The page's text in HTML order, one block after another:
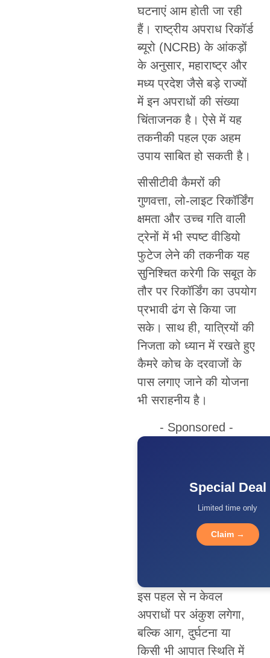
घटनाएं आम होती जा रही
हैं। राष्ट्रीय अपराध रिकॉर्ड
ब्यूरो (NCRB) के आंकड़ों
के अनुसार, महाराष्ट्र और
मध्य प्रदेश जैसे बड़े राज्यों
में इन अपराधों की संख्या
चिंताजनक है। ऐसे में यह
तकनीकी पहल एक अहम
उपाय साबित हो सकती है।
सीसीटीवी कैमरों की
गुणवत्ता, लो-लाइट रिकॉर्डिंग
क्षमता और उच्च गति वाली
ट्रेनों में भी स्पष्ट वीडियो
फुटेज लेने की तकनीक यह
सुनिश्चित करेगी कि सबूत के
तौर पर रिकॉर्डिंग का उपयोग
प्रभावी ढंग से किया जा
सके। साथ ही, यात्रियों की
निजता को ध्यान में रखते हुए
कैमरे कोच के दरवाजों के
पास लगाए जाने की योजना
भी सराहनीय है।
- Sponsored -
Special Deal
Limited time only
Claim →
इस पहल से न केवल
अपराधों पर अंकुश लगेगा,
बल्कि आग, दुर्घटना या
किसी भी आपात स्थिति में